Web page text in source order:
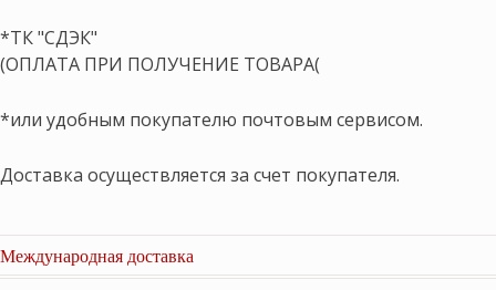
*ТК "СДЭК"
(ОПЛАТА ПРИ ПОЛУЧЕНИЕ ТОВАРА(
*или удобным покупателю почтовым сервисом.
Доставка осуществляется за счет покупателя.
Международная доставка